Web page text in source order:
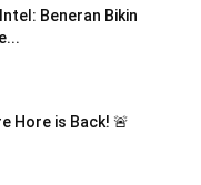
Beneran Bikin
Hore is Back! 🚨